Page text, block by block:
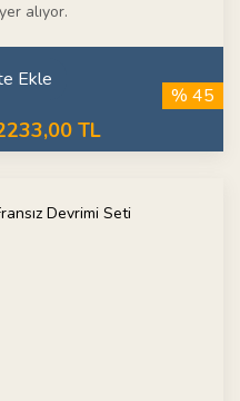
alıyor.
Ekle
TL
% 45
Devrimi Seti